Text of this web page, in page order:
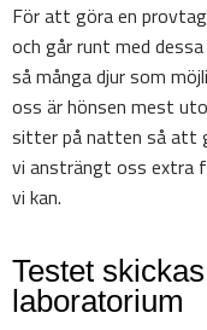
För att göra en
och går runt med
så många djur som
oss är hönsen mest
sitter på natten så att
vi ansträngt oss extra
vi kan.
Testet skickas
laboratorium